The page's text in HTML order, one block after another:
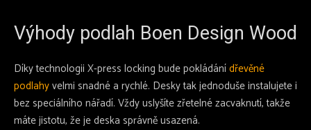
Výhody podlah Boen Design Wood
Díky technologii X-press locking bude pokládánídřevěné
podlahyvelmi snadné a rychlé. Desky tak jednoduše instalujete i
bez speciálního nářadí. Vždy uslyšíte zřetelné zacvaknutí, takže
máte jistotu, že je deska správně usazená.